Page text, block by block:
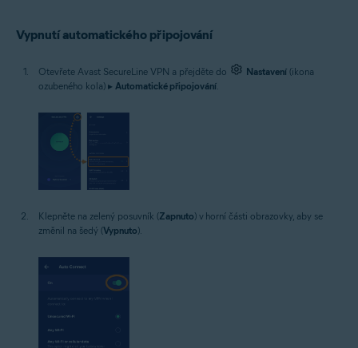
Vypnutí automatického připojování
Otevřete Avast SecureLine VPN a přejděte do Nastavení (ikona
ozubeného kola) ▸ Automatické připojování
Klepněte na zelený posuvník (Zapnuto) v horní části obrazovky, aby se
změnil na šedý (Vypnuto).